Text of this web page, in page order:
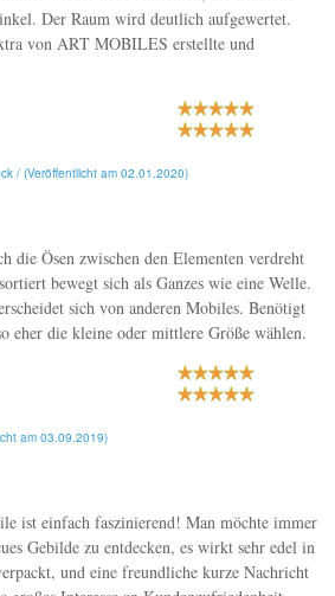
Der Raum wird deutlich aufgewertet.
von ART MOBILES erstellte und
/ (Veröffentlicht am 02.01.2020)
die Ösen zwischen den Elementen verdreht
bewegt sich als Ganzes wie eine Welle.
sich von anderen Mobiles. Benötigt
eher die kleine oder mittlere Größe wählen.
am 03.09.2019)
ist einfach faszinierend! Man möchte immer
Gebilde zu entdecken, es wirkt sehr edel in
und eine freundliche kurze Nachricht